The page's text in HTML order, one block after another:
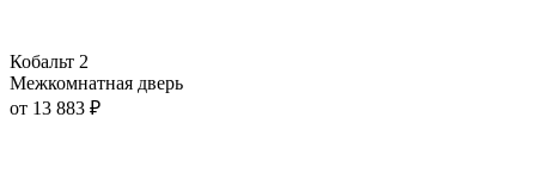
Кобальт 2
Межкомнатная дверь
от 13 883 ₽